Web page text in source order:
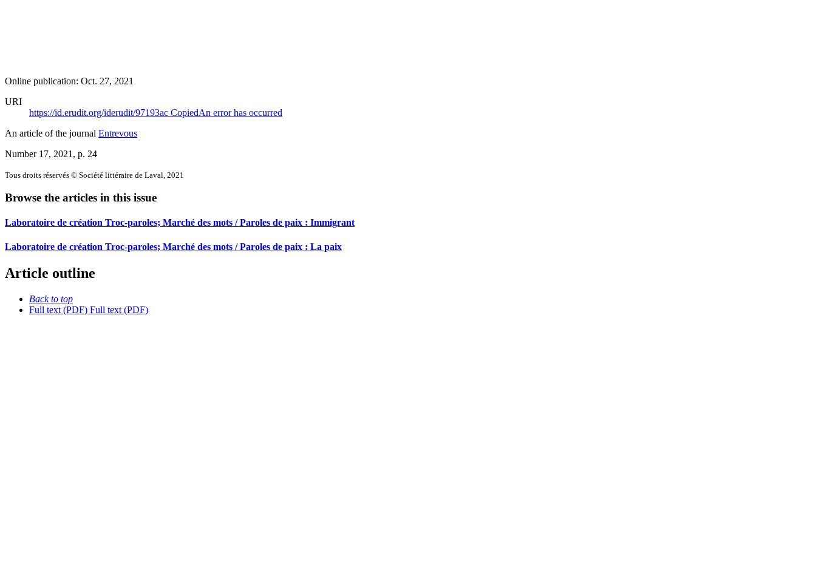
Online publication: Oct. 27, 2021
URI
https://id.erudit.org/iderudit/97193ac CopiedAn error has occurred
An article of the journal Entrevous
Number 17, 2021 , p. 24
Tous droits réservés © Société littéraire de Laval, 2021
Browse the articles in this issue
Laboratoire de création Troc-paroles; Marché des mots / Paroles de paix : Immigrant
Laboratoire de création Troc-paroles; Marché des mots / Paroles de paix : La paix
Article outline
Back to top
Full text (PDF) Full text (PDF)